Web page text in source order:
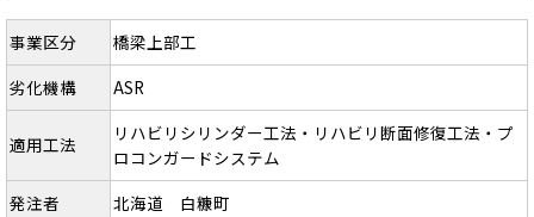
事業区分
橋梁上部工
劣化機構
ASR
適用工法
リハビリシリンダー工法・リハビリ断面修復工法・プ
ロコンガードシステム
発注者
北海道 白糠町